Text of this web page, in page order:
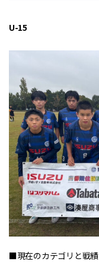
U-15
■現在のカテゴリと戦績